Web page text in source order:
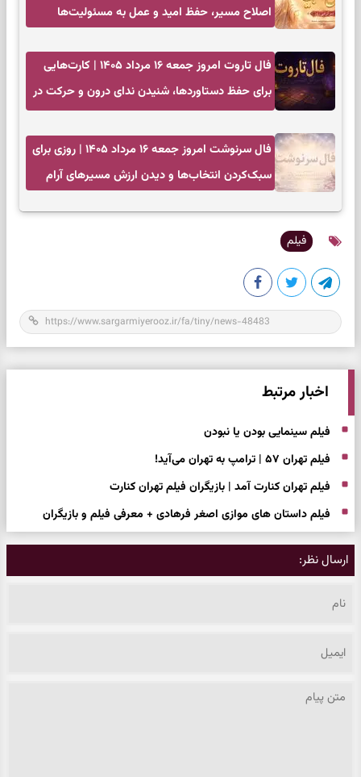
اصلاح مسیر، حفظ امید و عمل به مسئولیت‌ها
فال تاروت امروز جمعه ۱۶ مرداد ۱۴۰۵ | کارت‌هایی
برای حفظ دستاوردها، شنیدن ندای درون و حرکت در
فال سرنوشت امروز جمعه ۱۶ مرداد ۱۴۰۵ | روزی برای
سبک‌کردن انتخاب‌ها و دیدن ارزش مسیرهای آرام
فیلم
اخبار مرتبط
فیلم سینمایی بودن یا نبودن
فیلم تهران ۵۷ | ترامپ به تهران می‌آید!
فیلم تهران کنارت آمد | بازیگران فیلم تهران کنارت
فیلم داستان های موازی اصغر فرهادی + معرفی فیلم و بازیگران
ارسال نظر: